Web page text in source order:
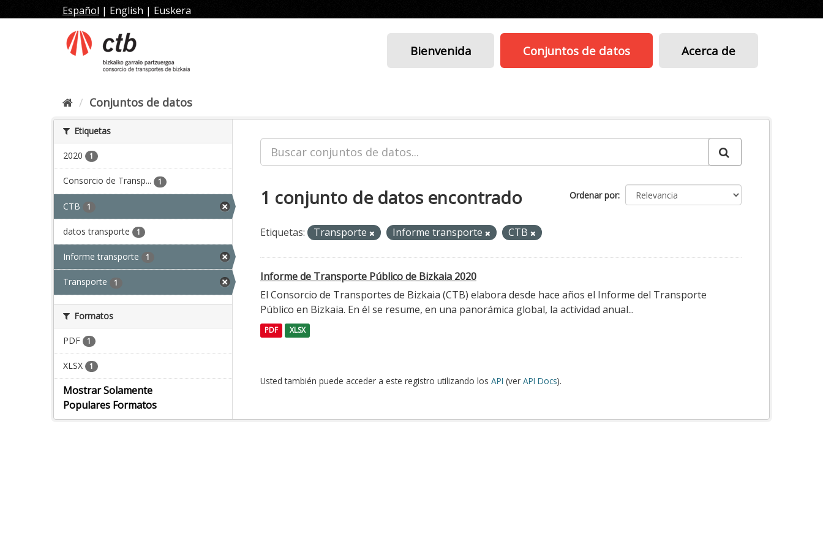
al
Español | English | Euskera
Bienvenida Conjuntos de datos Acerca de
Conjuntos de datos
Etiquetas
2020 1
Consorcio de Transp... 1
CTB 1
datos transporte 1
Informe transporte 1
Transporte 1
Formatos
PDF 1
XLSX 1
Mostrar Solamente
Populares Formatos
Ordenar por
1 conjunto de datos encontrado
Etiquetas: Transporte Informe transporte CTB
Informe de Transporte Público de Bizkaia 2020
El Consorcio de Transportes de Bizkaia (CTB) elabora desde hace años el Informe del Transporte
Público en Bizkaia. En él se resume, en una panorámica global, la actividad anual...
PDF XLSX
Usted también puede acceder a este registro utilizando los API (ver API Docs).